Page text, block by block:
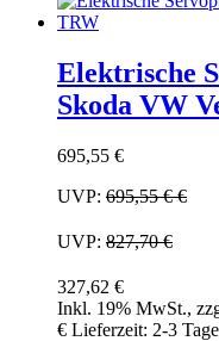
Elektrische
Skoda VW
695,55 €
UVP: 695,55 €€
UVP: 827,70 €
327,62 €
Inkl. 19% MwSt.,
€ Lieferzeit: 2-3 Tage